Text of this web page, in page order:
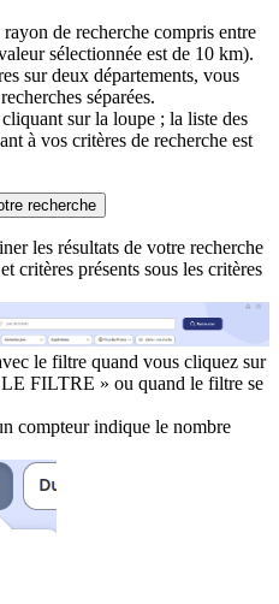
de recherche compris entre
sélectionnée est de 10 km).
sur deux départements, vous
séparées.
sur la loupe ; la liste des
à vos critères de recherche est
recherche
les résultats de votre recherche
critères présents sous les critères
le filtre quand vous cliquez sur
FILTRE » ou quand le filtre se
compteur indique le nombre